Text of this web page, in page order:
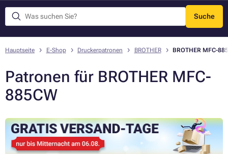
Suche
Menü
Hauptseite E-Shop Druckerpatronen BROTHER BROTHER MFC-
Patronen für BROTHER MFC-
885CW